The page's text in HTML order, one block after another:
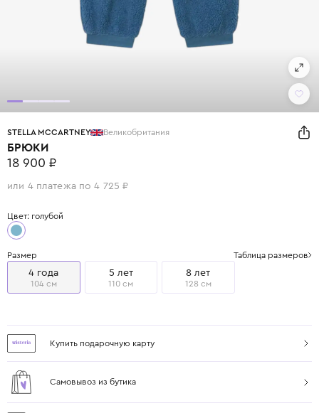
STELLA MCCARTNEY Великобритания
БРЮКИ
18 900 ₽
или 4 платежа по 4 725 ₽
Цвет: голубой
Размер Таблица размеров
4 года
104 см
5 лет
110 см
8 лет
128 см
Купить подарочную карту
Самовывоз из бутика